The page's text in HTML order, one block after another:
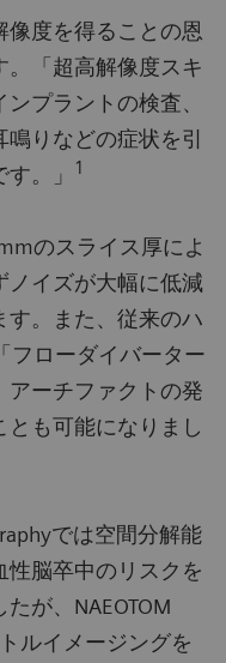
度を得ることの恩
「超高解像度スキ
プラントの検査、
りなどの症状を引
。」
1
のスライス厚によ
ノイズが大幅に低減
す。また、従来のハ
フローダイバーター
アーチファクトの発
も可能になりまし
では空間分解能
脳卒中のリスクを
が、NAEOTOM
ルイメージングを